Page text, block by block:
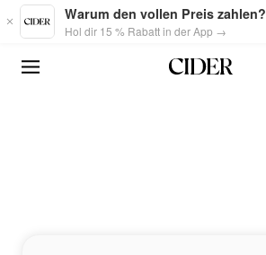
Skip to main content
Warum den vollen Preis zahlen?
Hol dir 15 % Rabatt in der App →